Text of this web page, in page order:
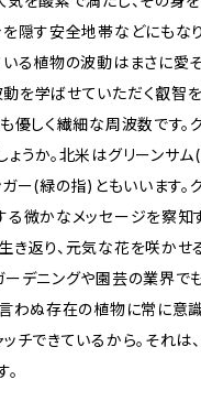
を隠す安全地帯などにもな
る植物の波動はまさに愛そ
を学ばせていただく叡智
優しく繊細な周波数です。
ょうか。北米はグリーンサ
ー(緑の指)ともいいます。
る微かなメッセージを察知
き返り、元気な花を咲かせ
ーデニングや園芸の業界で
言わぬ存在の植物に常に意
チできているから。それは